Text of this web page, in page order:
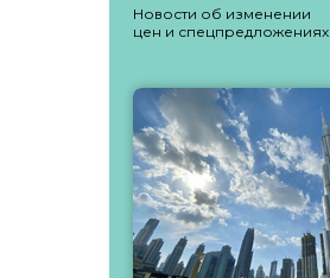
Новости об изменении
цен и спецпредложениях